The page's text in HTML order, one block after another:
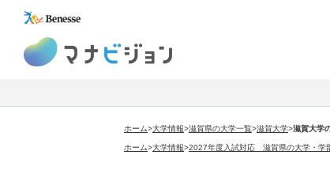
ホーム>大学情報>滋賀県の大学一覧>滋賀大学>滋賀大学
ホーム>大学情報>2027年度入試対応 滋賀県の大学・学